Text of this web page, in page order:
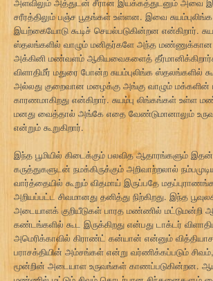
சரீரத்திலும் பஞ்ச பூதங்கள் உள்ளன. இவை
இயற்கையோடு கூடிச் செயல்படுகின்றன என்கிறார்.
ஸ்தலங்களில் வாழும் மனிதர்களே அந்த மண்ணுக்கான
அக்கினி மண்வளம் ஆகியவைகளைத்
விளாதிமீர் மதுரை போன்ற சுயம்புலிங்க ஸ்தலங்களில்
அல்லது குறைவான மழைக்கு அங்கு வாழும்
காரணமாகிறது என்கிறார். சுயம்பு லிங்கங்கள் உள்ள
மனது வைத்தால் அங்கே எதை வேண்டுமானாலும்
என்றும் கூறுகிறார்.
இந்த பூமியில் கிடைக்கும் பலவித ஆதாரங்களும் இதன்
கருத்துகளுடன் நமக்கிருக்கும் அறிவாற்றலால்
வார்த்தையில் கூறும் விதமாய் இருப்பதே
அறியப்பட்ட சிவமானது தனித்து நிற்கிறது. இந்த
அடையாளக் குறியீடுகள் பாரத மண்ணில் மட்டுமன்றி
கண்டங்களில் கூட இருக்கிறது என்பது டாக்டர்
அமெரிக்காவில் கிராண்ட் கன்யான் என்னும்
பராசக்தியின் அம்சங்கள் என்று வர்ணிக்கப்படும்
மூன்றின் அடையாள உருவங்கள் காணப்படுகின்றன.